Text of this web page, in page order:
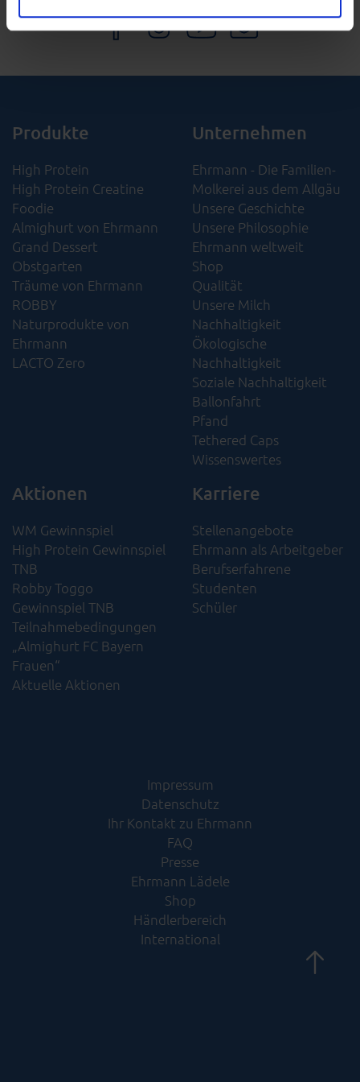
Ihnen die Benutzung unserer Website so einfach wie
möglich zu machen und Ihren Besuch auf unserer Seite
finden Sie in unseren Bestimmungen zumDatenschutz.
Produkte
High Protein
High Protein Creatine
Foodie
Almighurt von Ehrmann
Grand Dessert
Obstgarten
Träume von Ehrmann
ROBBY
Naturprodukte von
Ehrmann
LACTO Zero
Aktionen
WM Gewinnspiel
High Protein Gewinnspiel
TNB
Robby Toggo
Gewinnspiel TNB
Teilnahmebedingungen
„Almighurt FC Bayern
Frauen“
Aktuelle Aktionen
Unternehmen
Ehrmann - Die Familien-
Molkerei aus dem Allgäu
Unsere Geschichte
Unsere Philosophie
Ehrmann weltweit
Shop
Qualität
Unsere Milch
Nachhaltigkeit
Ökologische
Nachhaltigkeit​
Soziale Nachhaltigkeit​
Ballonfahrt
Pfand
Tethered Caps
Wissenswertes
Karriere
Stellenangebote
Ehrmann als Arbeitgeber
Berufserfahrene
Studenten
Schüler
Impressum
Datenschutz
Ihr Kontakt zu Ehrmann
FAQ
Presse
Ehrmann Lädele
Shop
Händlerbereich
International